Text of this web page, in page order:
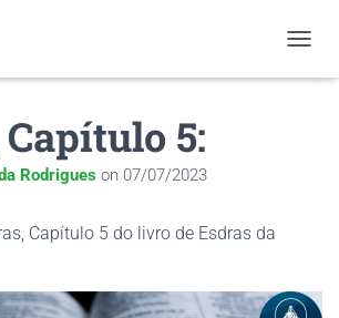
5:
Rodrigues on 07/07/2023
Capítulo 5 do livro de Esdras da